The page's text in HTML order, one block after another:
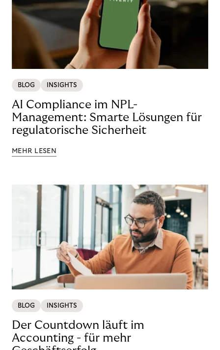
BLOG INSIGHTS
AI Compliance im NPL-
Management: Smarte Lösungen für
regulatorische Sicherheit
MEHR LESEN
BLOG INSIGHTS
Der Countdown läuft im
Accounting - für mehr